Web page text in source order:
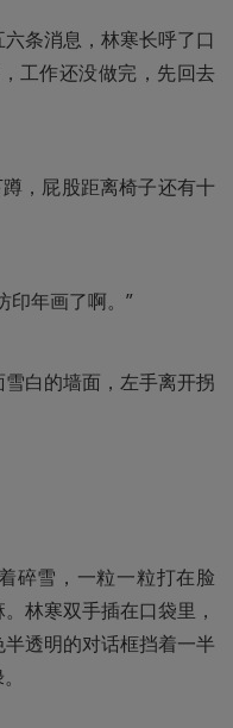
条消息，林寒长呼了口
工作还没做完，先回去
，屁股距离椅子还有十
印年画了啊。”
白的墙面，左手离开拐
碎雪，一粒一粒打在脸
林寒双手插在口袋里，
透明的对话框挡着一半